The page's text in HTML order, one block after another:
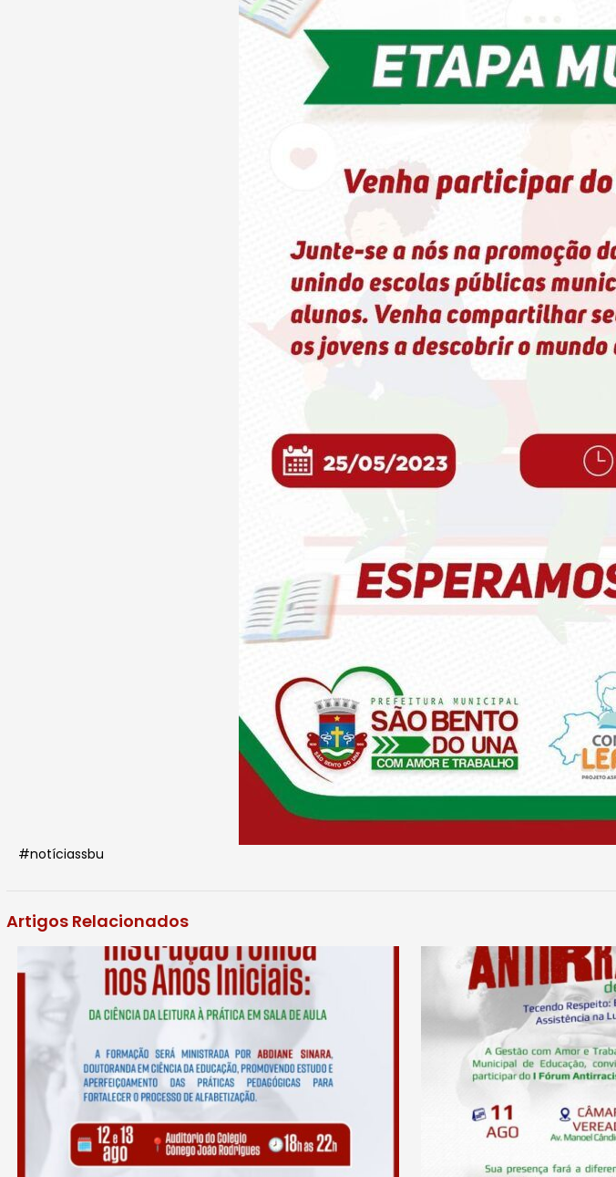
#notíciassbu
Artigos Relacionados